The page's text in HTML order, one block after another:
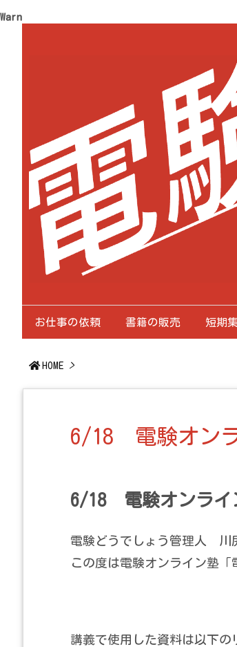
Warning
お仕事の依頼 書籍の販売 短期
HOME >
6/18 電験オン
6/18 電験オンライ
電験どうでしょう管理人 川
この度は電験オンライン塾
講義で使用した資料は以下の